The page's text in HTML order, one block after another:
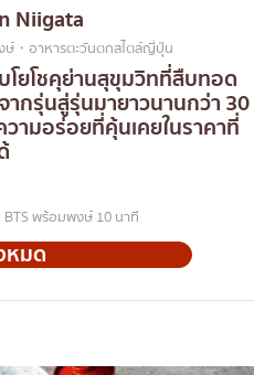
Niigata
・อาหารตะวันตกสไตล์ญี่ปุ่น
โยโชคุย่านสุขุมวิทที่สืบทอด
ากรุ่นสู่รุ่นมายาวนานกว่า 30
ามอร่อยที่คุ้นเคยในราคาที่
BTS พร้อมพงษ์ 10 นาที
หมด